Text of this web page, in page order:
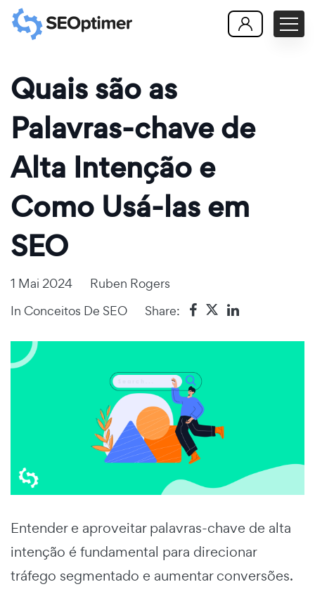
Quais são as
Palavras-chave de
Alta Intenção e
Como Usá-las em
SEO
1 Mai 2024
Ruben Rogers
In Conceitos De SEO Share:
Entender e aproveitar palavras-chave de alta
intenção é fundamental para direcionar
tráfego segmentado e aumentar conversões.